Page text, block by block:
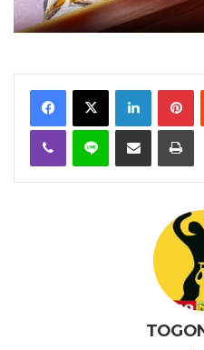
FacebookX Linkedin
Viber Ligne Partager par email